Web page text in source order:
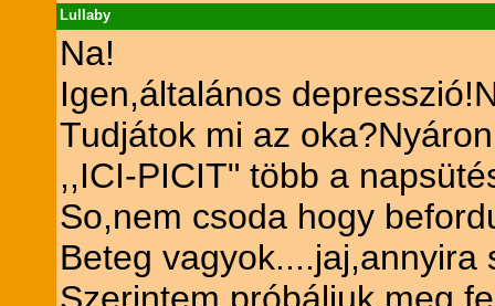
Lullaby
Na!
Igen,általános
Tudjátok mi az
,,ICI-PICIT" több a
So,nem csoda hogy
Beteg vagyok....jaj,annyira